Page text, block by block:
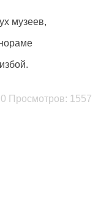
музеев,
0 Просмотров: 1557